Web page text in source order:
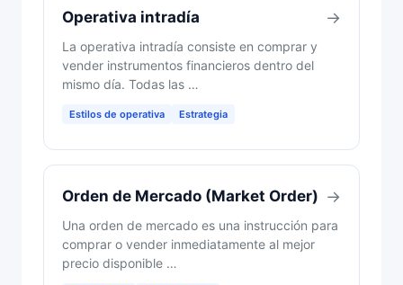
Operativa intradía
La operativa intradía consiste en comprar y
vender instrumentos financieros dentro del
mismo día. Todas las …
Estilos de operativa Estrategia
→
Orden de Mercado (Market Order)
Una orden de mercado es una instrucción para
comprar o vender inmediatamente al mejor
precio disponible …
→